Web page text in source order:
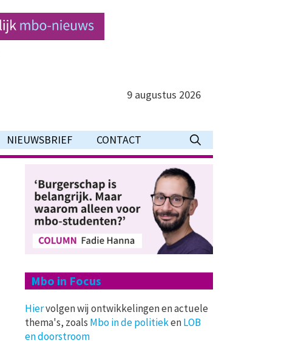
9 augustus 2026
NIEUWSBRIEF CONTACT
Mbo in Focus
Hiervolgen wij ontwikkelingen en actuele
thema's, zoals Mbo in de politiekenLOB
en doorstroom